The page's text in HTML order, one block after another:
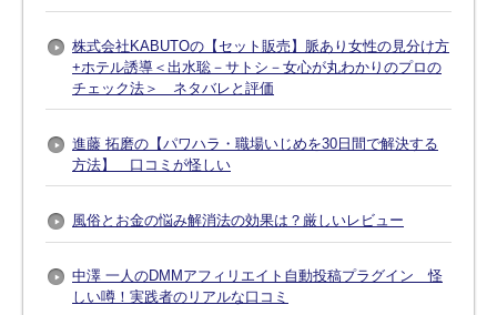
株式会社KABUTOの【セット販売】脈あり女性の見分け方
+ホテル誘導＜出水聡－サトシ－女心が丸わかりのプロの
チェック法＞ ネタバレと評価
進藤 拓磨の【パワハラ・職場いじめを30日間で解決する
方法】 口コミが怪しい
風俗とお金の悩み解消法の効果は？厳しいレビュー
中澤 一人のDMMアフィリエイト自動投稿プラグイン 怪
しい噂！実践者のリアルな口コミ